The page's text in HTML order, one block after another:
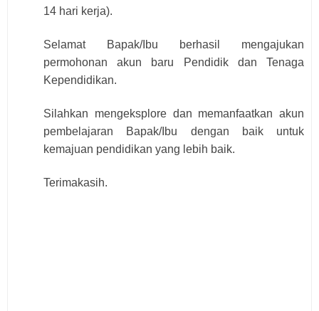
14 hari kerja).
Selamat Bapak/Ibu berhasil mengajukan
permohonan akun baru Pendidik dan Tenaga
Kependidikan.
Silahkan mengeksplore dan memanfaatkan akun
pembelajaran Bapak/Ibu dengan baik untuk
kemajuan pendidikan yang lebih baik.
Terimakasih.